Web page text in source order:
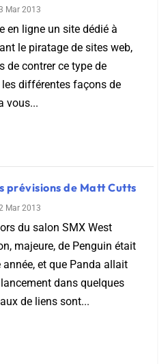
Mar 2013
en ligne un site dédié à
le piratage de sites web,
de contrer ce type de
différentes façons de
vous...
prévisions de Matt Cutts
Mar 2013
du salon SMX West
majeure, de Penguin était
et que Panda allait
dans quelques
de liens sont...